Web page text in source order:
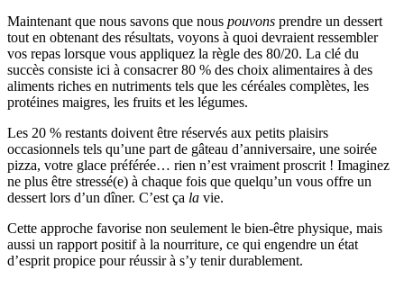
Maintenant que nous savons que nous pouvons prendre un dessert
tout en obtenant des résultats, voyons à quoi devraient ressembler
vos repas lorsque vous appliquez la règle des 80/20. La clé du
succès consiste ici à consacrer 80 % des choix alimentaires à des
aliments riches en nutriments tels que les céréales complètes, les
protéines maigres, les fruits et les légumes.
Les 20 % restants doivent être réservés aux petits plaisirs
occasionnels tels qu’une part de gâteau d’anniversaire, une soirée
pizza, votre glace préférée… rien n’est vraiment proscrit ! Imaginez
ne plus être stressé(e) à chaque fois que quelqu’un vous offre un
dessert lors d’un dîner. C’est ça la vie.
Cette approche favorise non seulement le bien-être physique, mais
aussi un rapport positif à la nourriture, ce qui engendre un état
d’esprit propice pour réussir à s’y tenir durablement.